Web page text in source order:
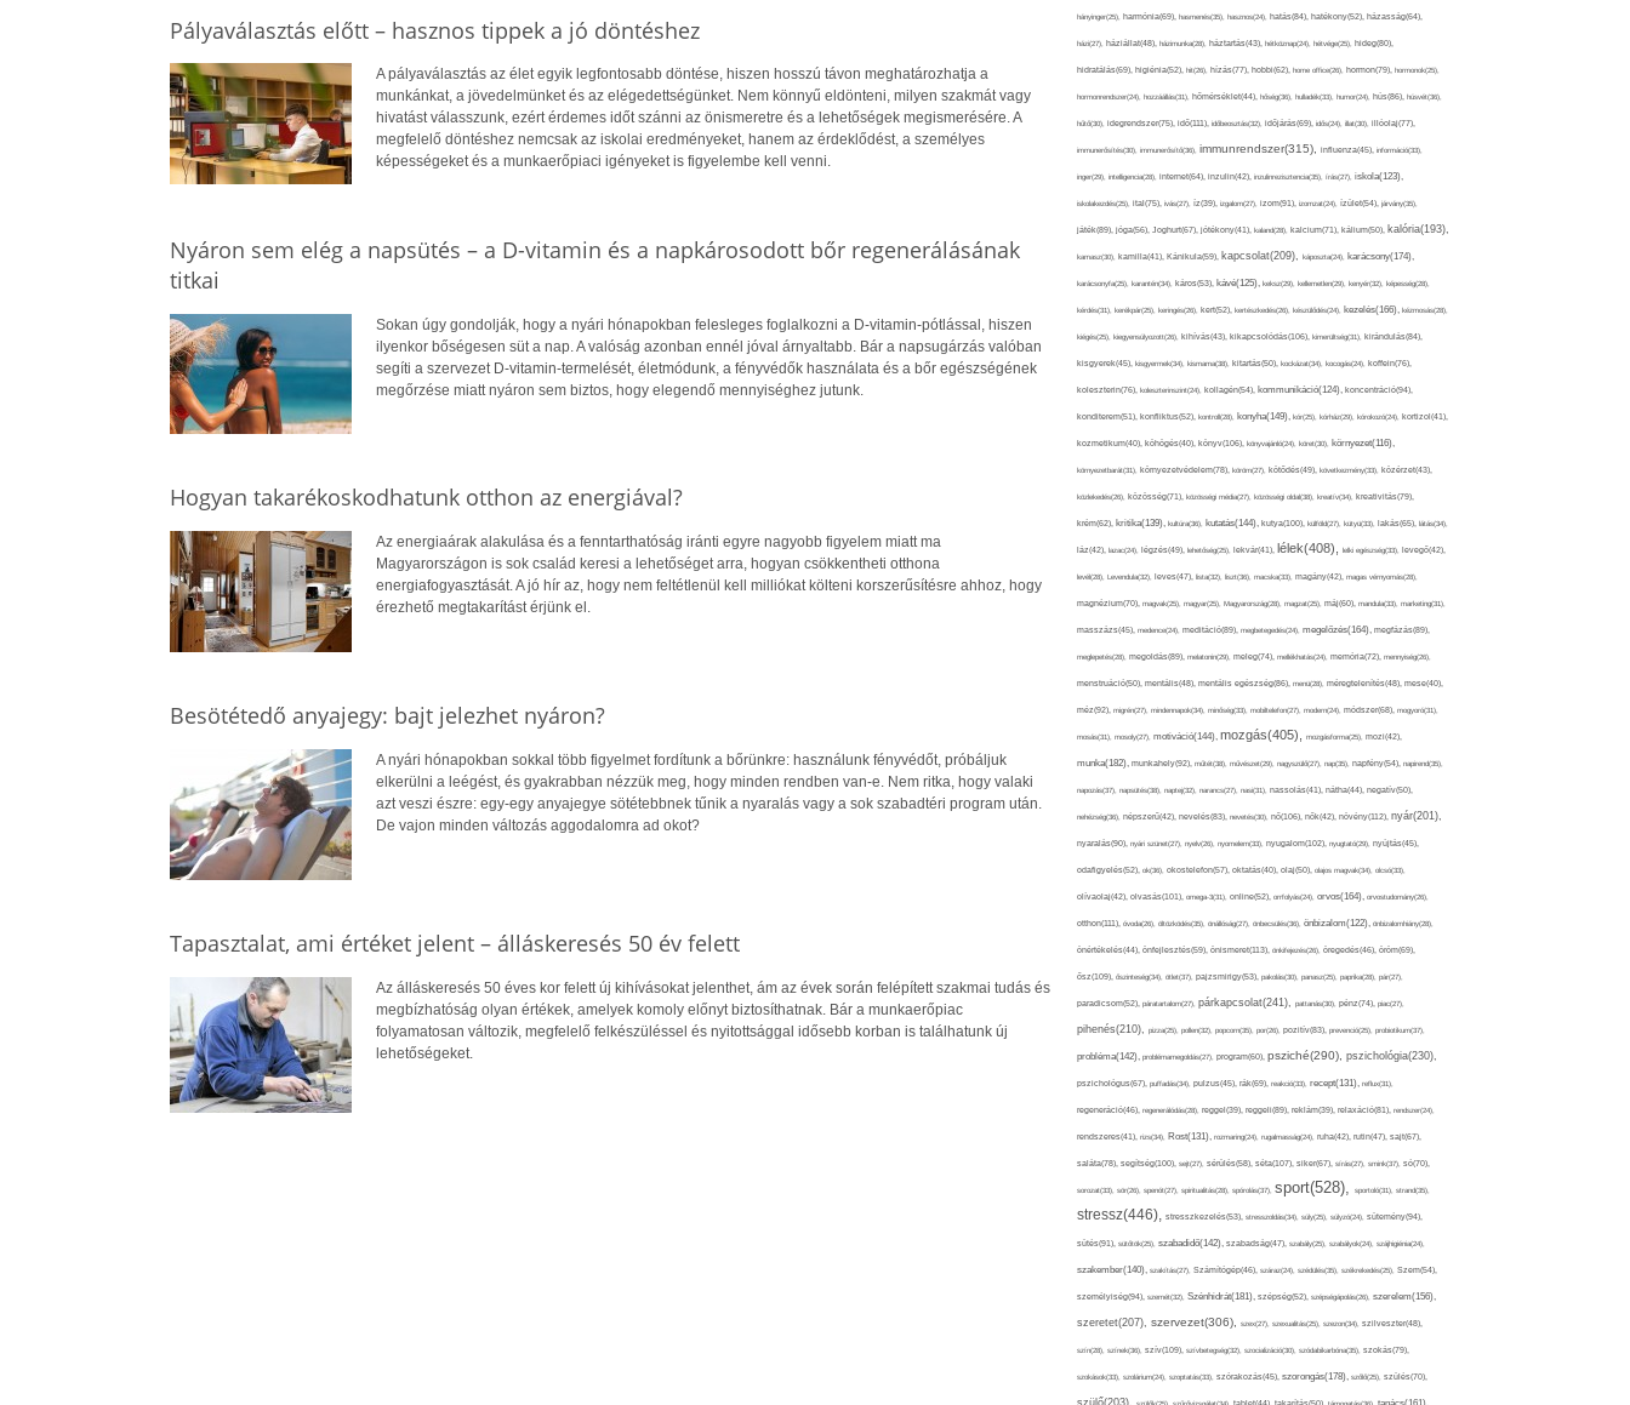
Pályaválasztás előtt – hasznos tippek a jó döntéshez
A pályaválasztás az élet egyik legfontosabb döntése, hiszen hosszú távon meghatározhatja a
munkánkat, a jövedelmünket és az elégedettségünket. Nem könnyű eldönteni, milyen szakmát vagy
hivatást válasszunk, ezért érdemes időt szánni az önismeretre és a lehetőségek megismerésére. A
megfelelő döntéshez nemcsak az iskolai eredményeket, hanem az érdeklődést, a személyes
képességeket és a munkaerőpiaci igényeket is figyelembe kell venni.
Nyáron sem elég a napsütés – a D-vitamin és a napkárosodott bőr regenerálásának
titkai
Sokan úgy gondolják, hogy a nyári hónapokban felesleges foglalkozni a D-vitamin-pótlással, hiszen
ilyenkor bőségesen süt a nap. A valóság azonban ennél jóval árnyaltabb. Bár a napsugárzás valóban
segíti a szervezet D-vitamin-termelését, életmódunk, a fényvédők használata és a bőr egészségének
megőrzése miatt nyáron sem biztos, hogy elegendő mennyiséghez jutunk.
Hogyan takarékoskodhatunk otthon az energiával?
Az energiaárak alakulása és a fenntarthatóság iránti egyre nagyobb figyelem miatt ma
Magyarországon is sok család keresi a lehetőséget arra, hogyan csökkentheti otthona
energiafogyasztását. A jó hír az, hogy nem feltétlenül kell milliókat költeni korszerűsítésre ahhoz, hogy
érezhető megtakarítást érjünk el.
Besötétedő anyajegy: bajt jelezhet nyáron?
A nyári hónapokban sokkal több figyelmet fordítunk a bőrünkre: használunk fényvédőt, próbáljuk
elkerülni a leégést, és gyakrabban nézzük meg, hogy minden rendben van-e. Nem ritka, hogy valaki
azt veszi észre: egy-egy anyajegye sötétebbnek tűnik a nyaralás vagy a sok szabadtéri program után.
De vajon minden változás aggodalomra ad okot?
Tapasztalat, ami értéket jelent – álláskeresés 50 év felett
Az álláskeresés 50 éves kor felett új kihívásokat jelenthet, ám az évek során felépített szakmai tudás és
megbízhatóság olyan értékek, amelyek komoly előnyt biztosíthatnak. Bár a munkaerőpiac
folyamatosan változik, megfelelő felkészüléssel és nyitottsággal idősebb korban is találhatunk új
lehetőségeket.
hányinger(25), harmónia(69), hasmenés(35), hasznos(24), hatás(84), hatékony(52), házasság(64),
házi(27), háziállat(48), házimunka(28), háztartás(43), hétköznap(24), hétvége(25), hideg(80),
hidratálás(69), higiénia(52), hit(26), hízás(77), hobbi(62), home office(26), hormon(79), hormonok(25),
hormonrendszer(24), hozzáállás(31), hőmérséklet(44), hőség(36), hulladék(33), humor(24), hús(86), húsvét(36),
hűtő(30), idegrendszer(75), idő(111), időbeosztás(32), időjárás(69), idős(24), illat(30), illóolaj(77),
immunerősítés(30), immunerősítő(36), immunrendszer(315), influenza(45), információ(33),
inger(29), intelligencia(28), internet(64), inzulin(42), inzulinrezisztencia(35), írás(27), iskola(123),
iskolakezdés(25), ital(75), ivás(27), íz(39), izgalom(27), izom(91), izomzat(24), ízület(54), járvány(35),
játék(89), jóga(56), Joghurt(67), jótékony(41), kaland(28), kalcium(71), kálium(50), kalória(193),
kamasz(30), kamilla(41), Kánikula(59), kapcsolat(209), káposzta(24), karácsony(174),
karácsonyfa(25), karantén(34), káros(53), kávé(125), keksz(29), kellemetlen(29), kenyér(32), képesség(28),
kérdés(31), kerékpár(25), keringés(26), kert(52), kertészkedés(26), készülődés(24), kezelés(166), kézmosás(28),
kiégés(25), kiegyensúlyozott(26), kihívás(43), kikapcsolódás(106), kimerültség(31), kirándulás(84),
kisgyerek(45), kisgyermek(34), kismama(38), kitartás(50), kockázat(34), kocogás(24), koffein(76),
koleszterin(76), koleszterinszint(24), kollagén(54), kommunikáció(124), koncentráció(94),
konditerem(51), konfliktus(52), kontroll(28), konyha(149), kór(25), kórház(29), kórokozó(24), kortizol(41),
kozmetikum(40), köhögés(40), könyv(106), könyvajánló(24), köret(30), környezet(116),
környezetbarát(31), környezetvédelem(78), köröm(27), kötődés(49), következmény(33), közérzet(43),
közlekedés(26), közösség(71), közösségi média(27), közösségi oldal(38), kreatív(34), kreativitás(79),
krém(62), kritika(139), kultúra(36), kutatás(144), kutya(100), külföld(27), kütyü(33), lakás(65), látás(34),
láz(42), lazac(24), légzés(49), lehetőség(25), lekvár(41), lélek(408), lelki egészség(33), levegő(42),
levél(28), Levendula(32), leves(47), lista(32), liszt(36), macska(33), magány(42), magas vérnyomás(28),
magnézium(70), magvak(25), magyar(25), Magyarország(28), magzat(25), máj(60), mandula(33), marketing(31),
masszázs(45), medence(24), meditáció(89), megbetegedés(24), megelőzés(164), megfázás(89),
meglepetés(28), megoldás(89), melatonin(29), meleg(74), mellékhatás(24), memória(72), mennyiség(26),
menstruáció(50), mentális(48), mentális egészség(86), menü(28), méregtelenítés(48), mese(40),
méz(92), migrén(27), mindennapok(34), minőség(33), mobiltelefon(27), modern(24), módszer(68), mogyoró(31),
mosás(31), mosoly(27), motiváció(144), mozgás(405), mozgásforma(25), mozi(42),
munka(182), munkahely(92), műtét(38), művészet(29), nagyszülő(27), nap(35), napfény(54), napirend(35),
napozás(37), napsütés(38), naptej(32), narancs(27), nasi(31), nassolás(41), nátha(44), negatív(50),
nehézség(36), népszerű(42), nevelés(83), nevetés(30), nő(106), nők(42), növény(112), nyár(201),
nyaralás(90), nyári szünet(27), nyelv(26), nyomelem(33), nyugalom(102), nyugtató(29), nyújtás(45),
odafigyelés(52), ok(36), okostelefon(57), oktatás(40), olaj(50), olajos magvak(34), olcsó(33),
olívaolaj(42), olvasás(101), omega-3(31), online(52), orrfolyás(24), orvos(164), orvostudomány(26),
otthon(111), óvoda(26), öltözködés(35), önállóság(27), önbecsülés(36), önbizalom(122), önbizalomhiány(28),
önértékelés(44), önfejlesztés(59), önismeret(113), önkifejezés(26), öregedés(46), öröm(69),
ősz(109), őszinteség(34), ötlet(37), pajzsmirigy(53), pakolás(30), panasz(25), paprika(28), pár(27),
paradicsom(52), páratartalom(27), párkapcsolat(241), pattanás(30), pénz(74), piac(27),
pihenés(210), pizza(25), pollen(32), popcorn(35), por(26), pozitív(83), prevenció(25), probiotikum(37),
probléma(142), problémamegoldás(27), program(60), psziché(290), pszichológia(230),
pszichológus(67), puffadás(34), pulzus(45), rák(69), reakció(33), recept(131), reflux(31),
regeneráció(46), regenerálódás(28), reggel(39), reggeli(89), reklám(39), relaxáció(81), rendszer(24),
rendszeres(41), rizs(34), Rost(131), rozmaring(24), rugalmasság(24), ruha(42), rutin(47), sajt(67),
saláta(78), segítség(100), sejt(27), sérülés(58), séta(107), siker(67), sírás(27), smink(37), só(70),
sorozat(33), sör(26), spenót(27), spiritualitás(28), spórolás(37), sport(528), sportoló(31), strand(35),
stressz(446), stresszkezelés(53), stresszoldás(34), súly(25), súlyzó(24), sütemény(94),
sütés(91), sütőtök(25), szabadidő(142), szabadság(47), szabály(25), szabályok(24), szájhigiénia(24),
szakember(140), szakítás(27), Számítógép(46), száraz(24), szédülés(35), székrekedés(25), Szem(54),
személyiség(94), szemét(32), Szénhidrát(181), szépség(52), szépségápolás(26), szerelem(156),
szeretet(207), szervezet(306), szex(27), szexualitás(25), szezon(34), szilveszter(48),
szín(28), színek(36), szív(109), szívbetegség(32), szocializáció(30), szódabikarbóna(35), szokás(79),
szokások(33), szolárium(24), szoptatás(33), szórakozás(45), szorongás(178), szőlő(25), szülés(70),